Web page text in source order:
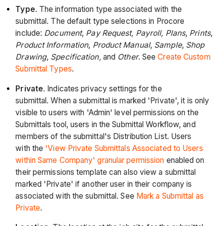
Type. The information type associated with the
submittal. The default type selections in Procore
include: Document, Pay Request, Payroll, Plans, Prints,
Product Information, Product Manual, Sample, Shop
Drawing, Specification, and Other. SeeCreate Custom
Submittal Types.
Private. Indicates privacy settings for the
submittal. When a submittal is marked 'Private', it is only
visible to users with 'Admin' level permissions on the
Submittals tool, users in the Submittal Workflow, and
members of the submittal's Distribution List. Users
with the 'View Private Submittals Associated to Users
within Same Company' granular permission enabled on
their permissions template can also view a submittal
marked 'Private' if another user in their company is
associated with the submittal. See Mark a Submittal as
Private.